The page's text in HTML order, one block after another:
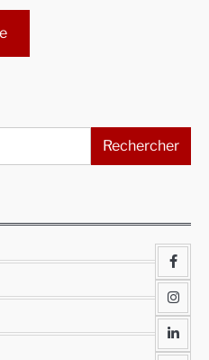
Rechercher